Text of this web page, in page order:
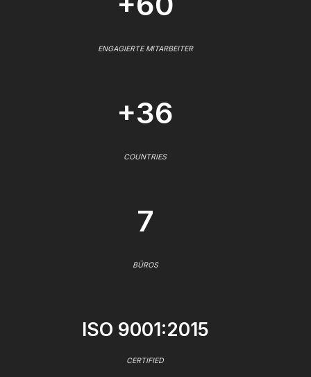
ENGAGIERTE MITARBEITER
+36
COUNTRIES
7
BÜROS
ISO 9001:2015
CERTIFIED